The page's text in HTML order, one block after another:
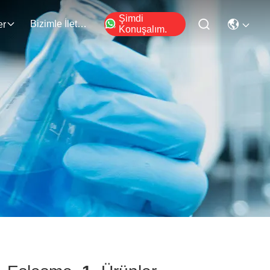
Bizimle İletişim
Şimdi
Konuşalım.